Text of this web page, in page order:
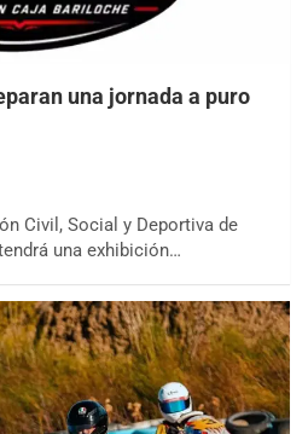
una jornada a puro
Civil, Social y Deportiva de
una exhibición…